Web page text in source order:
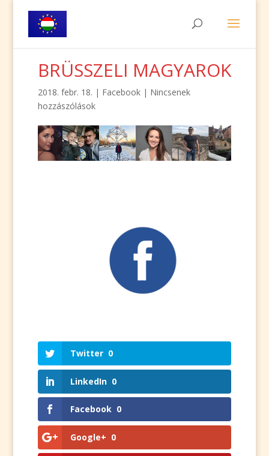
BRÜSSZELI MAGYAROK
2018. febr. 18. | Facebook| Nincsenek
hozzászólások
Twitter 0
LinkedIn 0
Facebook 0
Google+ 0